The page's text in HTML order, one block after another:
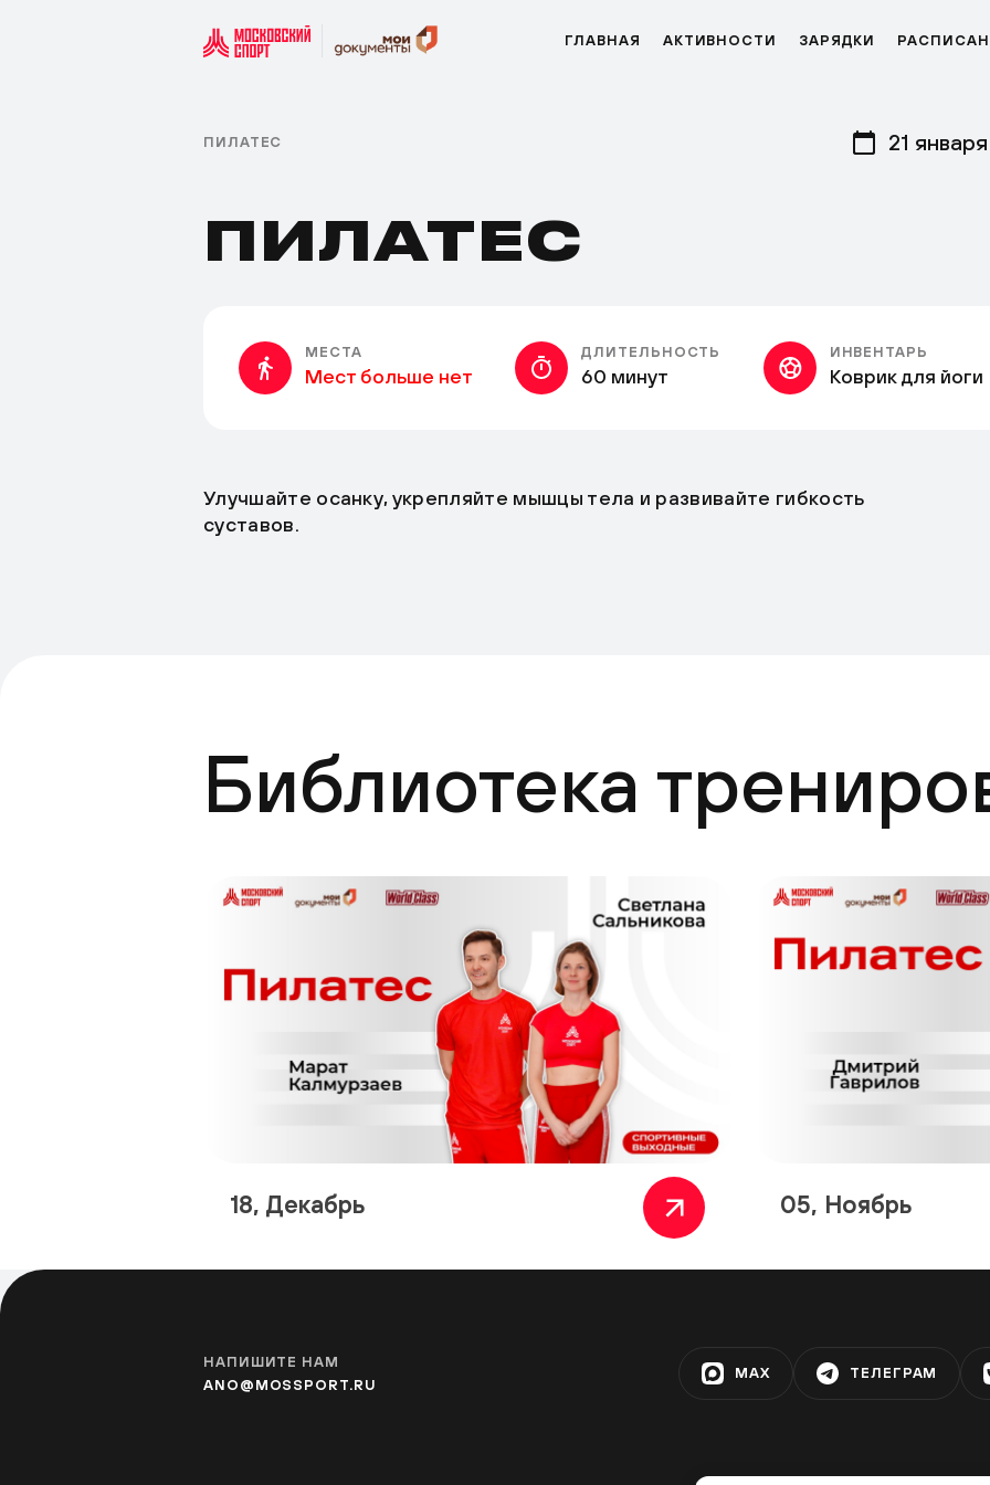
ГЛАВНАЯ АКТИВНОСТИ ЗАРЯДКИ
ПИЛАТЕС 21 января
ПИЛАТЕС
МЕСТА
Мест больше нет
ДЛИТЕЛЬНОСТЬ
60 минут
ИНВЕНТАРЬ
Коврик для йоги
Улучшайте осанку, укрепляйте мышцы тела и развивайте гибкость
суставов.
Библиотека
18, Декабрь 05, Ноябрь
НАПИШИТЕ НАМ
ANO@MOSSPORT.RU
MAX ТЕЛЕГРАМ